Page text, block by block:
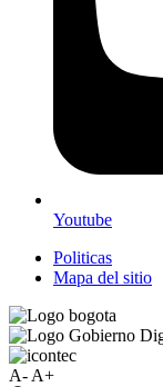
Youtube
Politicas
Mapa del sitio
A- A+